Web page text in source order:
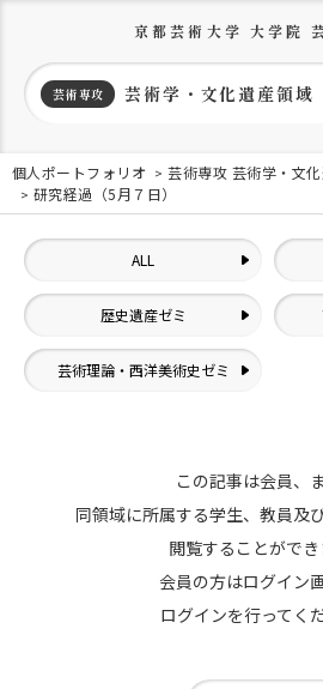
京都芸術大学 大学院
芸術専攻 芸術学・文化遺産領域
個人ポートフォリオ
芸術専攻 芸術学・文
研究経過（5月７日）
ALL
歴史遺産ゼミ
芸術理論・西洋美術史ゼミ
この記事は会員、
同領域に所属する学生、教員及
閲覧することができ
会員の方はログイン
ログインを行ってく